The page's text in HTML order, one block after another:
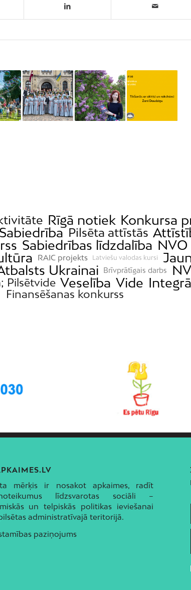
Rīgā notiek Konkursa
Sabiedrība Pilsēta attīstās
Sabiedrības līdzdalība NVO
RAIC projekts Latviešu valodas kursi
Ukrainai Brīvprātīgais darbs
Pilsētvide Veselība Vide
Finansēšanas konkurss
mērķis ir nosakot apkaimes, radīt
līdzsvarotas sociāli –
un telpiskās politikas ieviešanai
administratīvajā teritorijā.
paziņojums